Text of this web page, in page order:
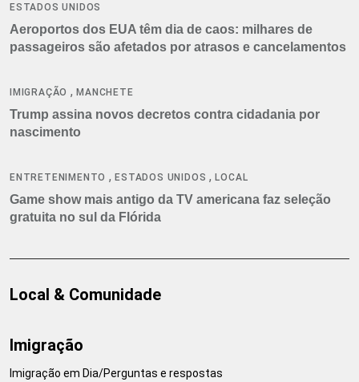
ESTADOS UNIDOS
Aeroportos dos EUA têm dia de caos: milhares de
passageiros são afetados por atrasos e cancelamentos
IMIGRAÇÃO ,MANCHETE
Trump assina novos decretos contra cidadania por
nascimento
ENTRETENIMENTO ,ESTADOS UNIDOS ,LOCAL
Game show mais antigo da TV americana faz seleção
gratuita no sul da Flórida
Local & Comunidade
Imigração
Imigração em Dia/Perguntas e respostas